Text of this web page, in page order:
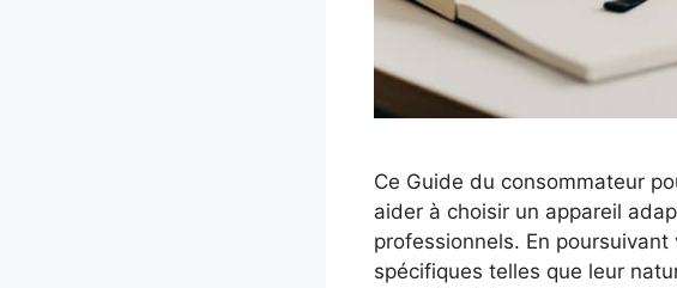
Ce Guide du consommateur
aider à choisir un appareil
professionnels. En
spécifiques telles que leur